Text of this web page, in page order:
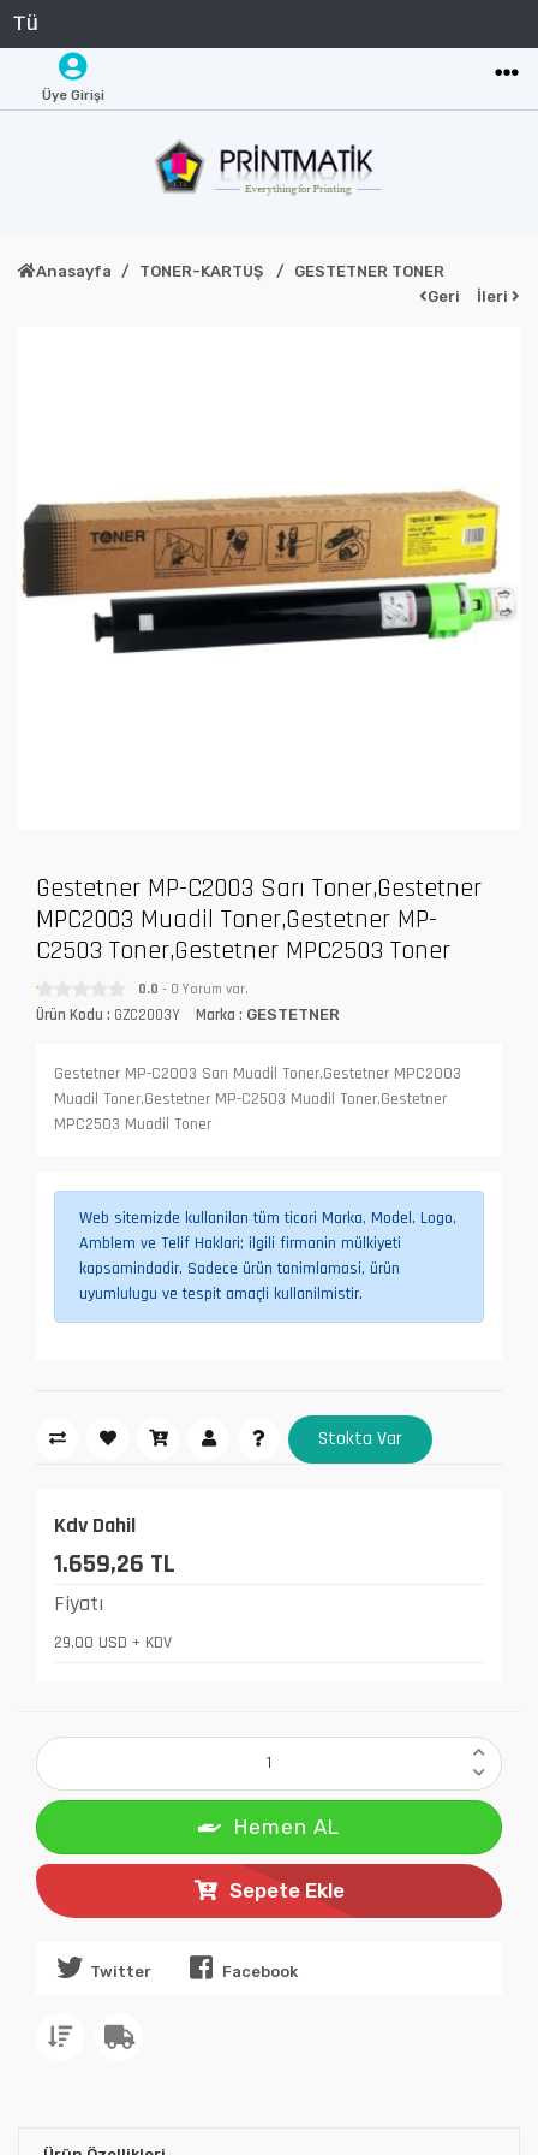
Üye Girişi
Anasayfa TONER-KARTUŞ
GESTETNER TONER
Geri
İleri
Gestetner MP-C2003 Sarı Toner,Gestetner
MPC2003 Muadil Toner,Gestetner MP-
C2503 Toner,Gestetner MPC2503 Toner
0.0 - 0 Yorum var.
Ürün Kodu : GZC2003Y Marka : GESTETNER
Gestetner MP-C2003 Sarı Muadil Toner,Gestetner MPC2003
Muadil Toner,Gestetner MP-C2503 Muadil Toner,Gestetner
MPC2503 Muadil Toner
Web sitemizde kullanilan tüm ticari Marka, Model, Logo,
Amblem ve Telif Haklari; ilgili firmanin mülkiyeti
kapsamindadir. Sadece ürün tanimlamasi, ürün
uyumlulugu ve tespit amaçli kullanilmistir.
Stokta Var
Kdv Dahil
1.659,26 TL
Fiyatı
29,00 USD + KDV
Hemen AL
Sepete Ekle
Twitter Facebook